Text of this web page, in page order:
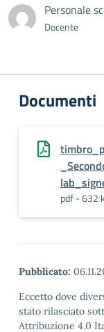
Personale
Docente
Documenti
pdf - 632
Pubblicato:
Eccetto dove
stato rilasciato
Attribuzione 4.0